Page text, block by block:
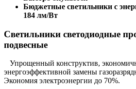
Бюджетные светильники с
184 лм/Вт
Светильники светодиодные
подвесные
Упрощенный конструктив,
энергоэффективной замены
Экономия электроэнергии до 70%.